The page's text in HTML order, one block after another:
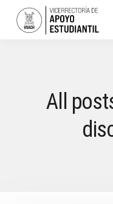
All